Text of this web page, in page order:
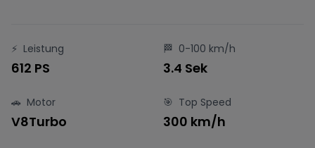
⚡ Leistung
612 PS
🏁 0-100 km/h
3.4 Sek
🚗 Motor
V8Turbo
🎯 Top Speed
300 km/h